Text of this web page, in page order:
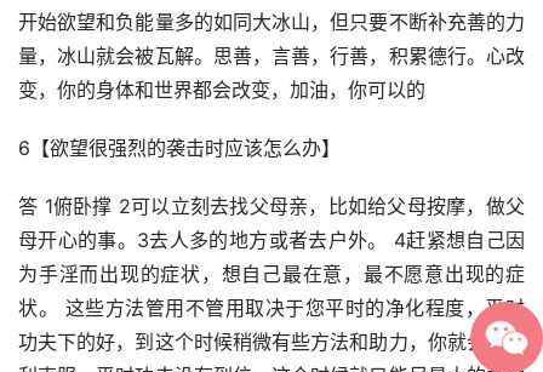
开始欲望和负能量多的如同大冰山，但只要不断补充善的力
量，冰山就会被瓦解。思善，言善，行善，积累德行。心改
变，你的身体和世界都会改变，加油，你可以的
6【欲望很强烈的袭击时应该怎么办】
答 1俯卧撑 2可以立刻去找父母亲，比如给父母按摩，做父
母开心的事。3去人多的地方或者去户外。 4赶紧想自己因
为手淫而出现的症状，想自己最在意，最不愿意出现的症
状。 这些方法管用不管用取决于您平时的净化程度，平时
功夫下的好，到这个时候稍微有些方法和助力，你就会能顺